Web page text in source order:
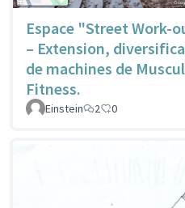
Espace "Street Work-
– Extension,
de machines de
Fitness.
Einstein 2 0